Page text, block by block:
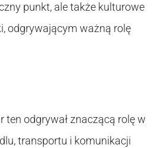
punkt, ale także kulturowe
odgrywającym ważną rolę
ten odgrywał znaczącą rolę w
transportu i komunikacji